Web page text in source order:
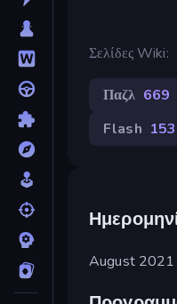
Σελίδες Wiki
Παζλ 669
Flash 153
August 2021